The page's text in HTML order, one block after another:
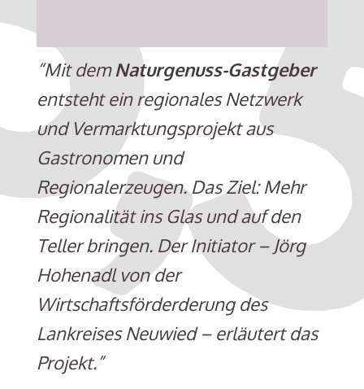
“Mit demNaturgenuss-Gastgeber
entsteht ein regionales Netzwerk
und Vermarktungsprojekt aus
Gastronomen und
Regionalerzeugen. Das Ziel:Mehr
Regionalität ins Glas und auf den
Teller bringen. Der Initiator – Jörg
Hohenadl von der
Wirtschaftsförderderung des
Lankreises Neuwied – erläutert das
Projekt.”